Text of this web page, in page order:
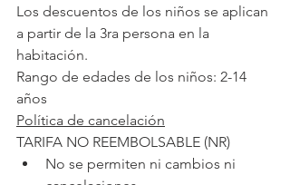
Los descuentos de los niños se aplican
a partir de la 3ra persona en la
habitación.
Rango de edades de los niños: 2-14
años
Política de cancelación
TARIFA NO REEMBOLSABLE (NR)
No se permiten ni cambios ni